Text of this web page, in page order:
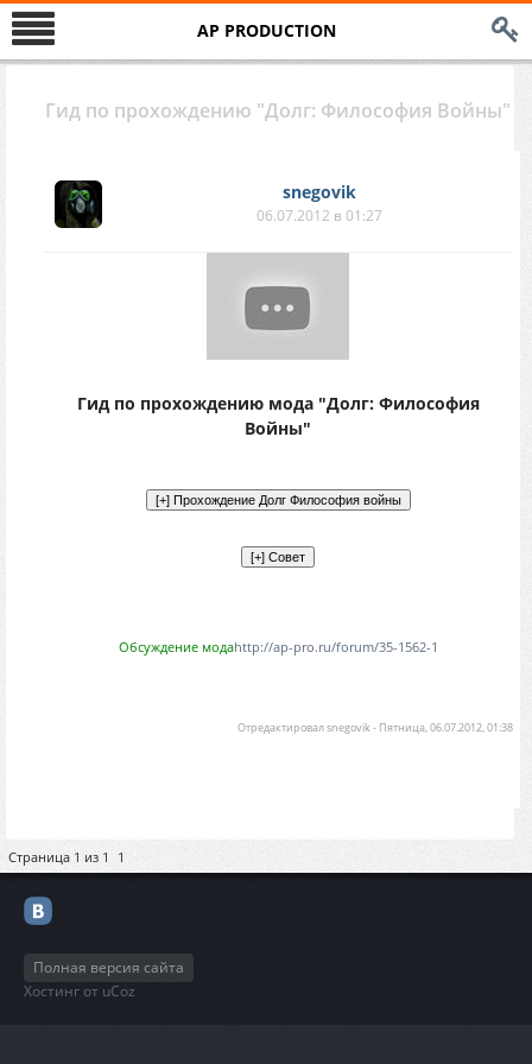
AP PRODUCTION
Гид по прохождению "Долг: Философия Войны"
snegovik
06.07.2012 в 01:27
Гид по прохождению мода "Долг: Философия
Войны"
Обсуждение модаhttp://ap-pro.ru/forum/35-1562-1
Отредактировалsnegovik- Пятница, 06.07.2012, 01:38
Страница 1 из 1 1
Полная версия сайта
Хостинг от uCoz